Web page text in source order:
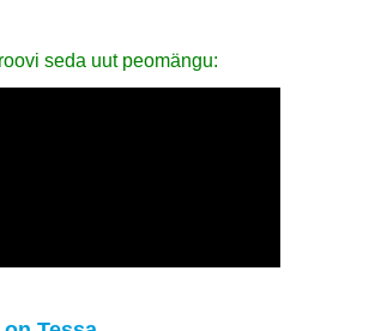
seda uut peomängu: